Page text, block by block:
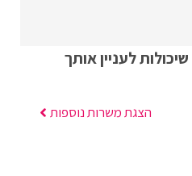
לעניין אותך
הצגת משרות נוספות